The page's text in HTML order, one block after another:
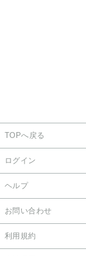
TOPへ戻る
ログイン
ヘルプ
お問い合わせ
利用規約